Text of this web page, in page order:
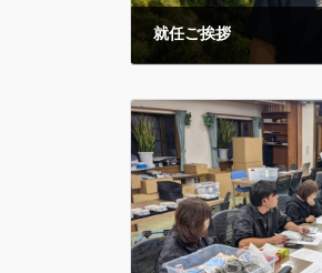
就任ご挨拶
社会福祉法人ホープ会の
だきありがとうございま
らびにご指導、ご支援を賜
平成１４年３月の法人創
変革を経て、今日 […]